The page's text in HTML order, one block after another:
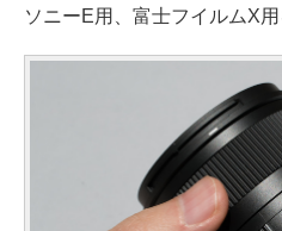
ソニーE用、富士フイルムX用